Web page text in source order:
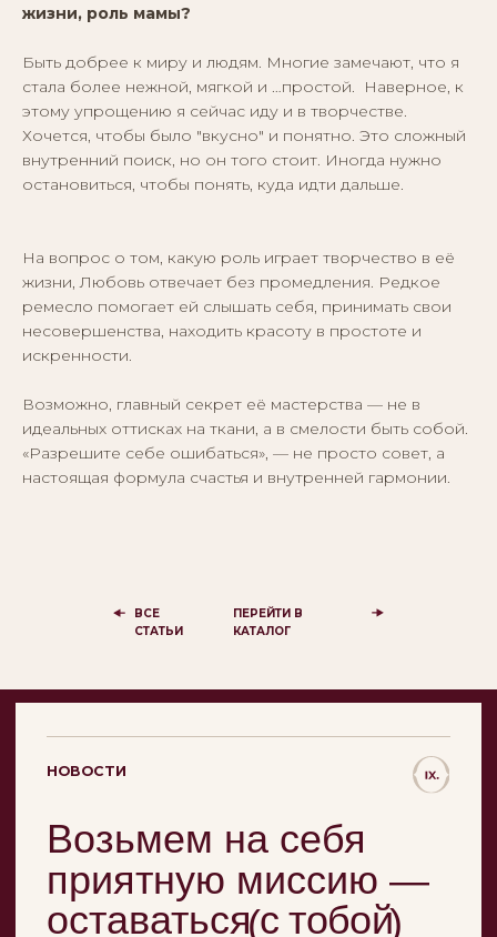
жизни, роль мамы?
Быть добрее к миру и людям. Многие замечают, что я
стала более нежной, мягкой и …простой. Наверное, к
этому упрощению я сейчас иду и в творчестве.
Хочется, чтобы было "вкусно" и понятно. Это сложный
внутренний поиск, но он того стоит. Иногда нужно
остановиться, чтобы понять, куда идти дальше.
На вопрос о том, какую роль играет творчество в её
жизни, Любовь отвечает без промедления. Редкое
ремесло помогает ей слышать себя, принимать свои
несовершенства, находить красоту в простоте и
искренности.
Возможно, главный секрет её мастерства — не в
идеальных оттисках на ткани, а в смелости быть собой.
«Разрешите себе ошибаться», — не просто совет, а
настоящая формула счастья и внутренней гармонии.
ВСЕ
СТАТЬИ
ПЕРЕЙТИ В
КАТАЛОГ
alikor@alikor.com
КОНТАКТЫ
8 800 444 10 79
Проверка подлинности
Доставка и оплата
Вопросы и ответы
Подвески
Серьги
Кольца
«Костромская ювелирная фабрика «АЛЬКОР».
ИНН 4401058848, ОГРН 1054408721355
Бессрочная гарантия